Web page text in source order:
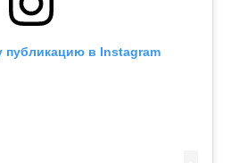
публикацию в Instagram